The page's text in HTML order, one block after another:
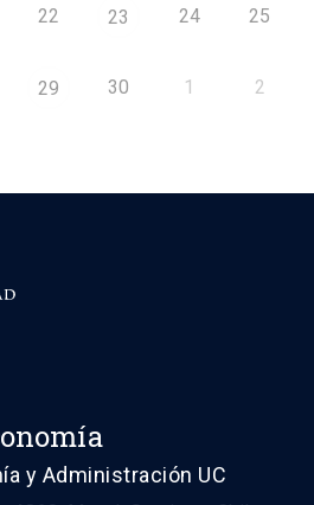
22 23 24 25
29 30 1 2
y Administración UC